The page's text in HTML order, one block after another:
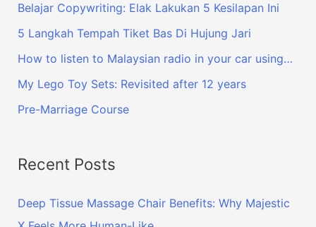
Belajar Copywriting: Elak Lakukan 5 Kesilapan Ini
5 Langkah Tempah Tiket Bas Di Hujung Jari
How to listen to Malaysian radio in your car using…
My Lego Toy Sets: Revisited after 12 years
Pre-Marriage Course
Recent Posts
Deep Tissue Massage Chair Benefits: Why Majestic